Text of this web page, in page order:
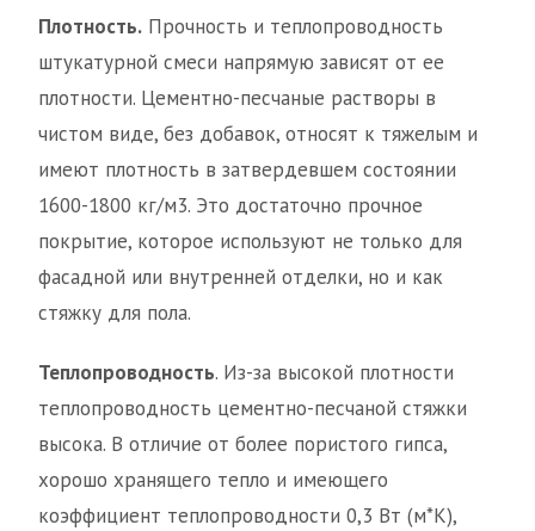
Плотность. Прочность и теплопроводность
штукатурной смеси напрямую зависят от ее
плотности. Цементно-песчаные растворы в
чистом виде, без добавок, относят к тяжелым и
имеют плотность в затвердевшем состоянии
1600-1800 кг/м3. Это достаточно прочное
покрытие, которое используют не только для
фасадной или внутренней отделки, но и как
стяжку для пола.
Теплопроводность. Из-за высокой плотности
теплопроводность цементно-песчаной стяжки
высока. В отличие от более пористого гипса,
хорошо хранящего тепло и имеющего
коэффициент теплопроводности 0,3 Вт (м*К),